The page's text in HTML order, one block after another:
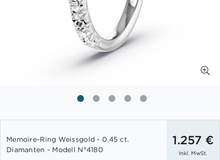
der
Bildgalerie
Memoire-Ring Weissgold - 0.45 ct.
Diamanten - Modell N°4180
1.257 €
Inkl. MwSt.